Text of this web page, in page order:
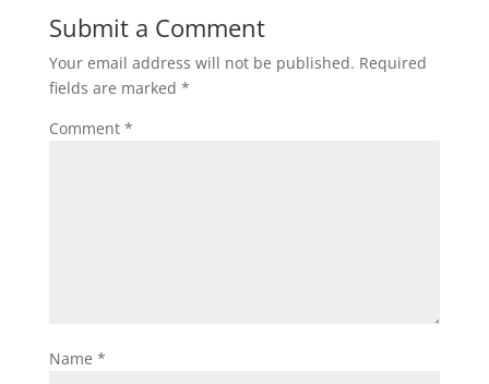
Submit a Comment
Your email address will not be published. Required
fields are marked *
Comment *
Name *